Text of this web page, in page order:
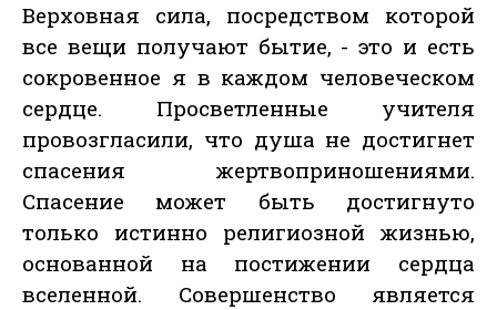
Верховная сила, посредством которой
все вещи получают бытие, - это и есть
сокровенное я в каждом человеческом
сердце. Просветленные учителя
провозгласили, что душа не достигнет
спасения жертвоприношениями.
Спасение может быть достигнуто
только истинно религиозной жизнью,
основанной на постижении сердца
вселенной. Совершенство является